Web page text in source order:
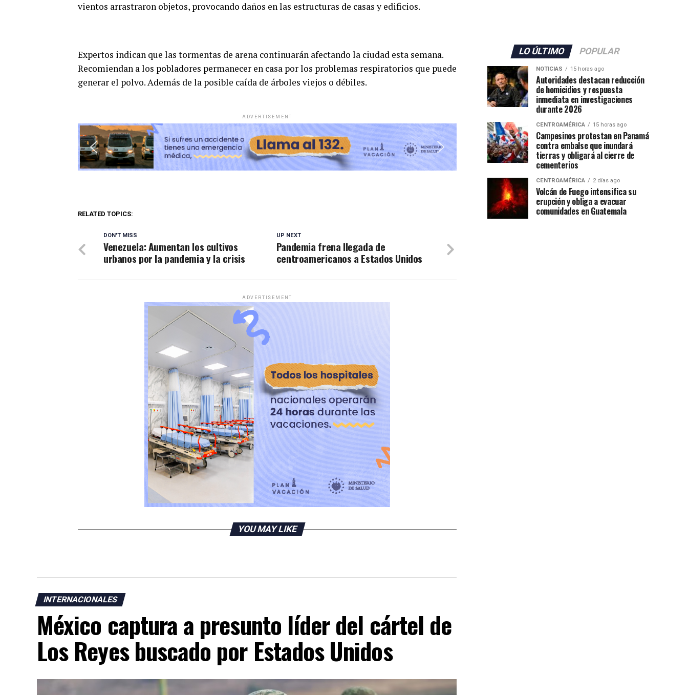
vientos arrastraron objetos, provocando daños en las estructuras de casas y edificios.
Expertos indican que las tormentas de arena continuarán afectando la ciudad esta semana.
Recomiendan a los pobladores permanecer en casa por los problemas respiratorios que puede
generar el polvo. Además de la posible caída de árboles viejos o débiles.
ADVERTISEMENT
RELATED TOPICS:
UP NEXT
Pandemia frena llegada de
centroamericanos a Estados Unidos
DON'T MISS
Venezuela: Aumentan los cultivos
urbanos por la pandemia y la crisis
ADVERTISEMENT
YOU MAY LIKE
INTERNACIONALES
México captura a presunto líder del cártel de
Los Reyes buscado por Estados Unidos
LO ÚLTIMO POPULAR
NOTICIAS 15 horas ago
Autoridades destacan reducción
de homicidios y respuesta
inmediata en investigaciones
durante 2026
CENTROAMÉRICA 15 horas ago
Campesinos protestan en Panamá
contra embalse que inundará
tierras y obligará al cierre de
cementerios
CENTROAMÉRICA 2 días ago
Volcán de Fuego intensifica su
erupción y obliga a evacuar
comunidades en Guatemala